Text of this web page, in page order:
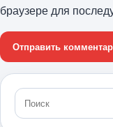
браузере для